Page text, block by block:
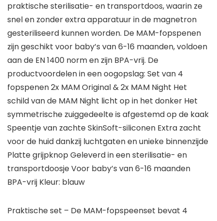
praktische sterilisatie- en transportdoos, waarin ze
snel en zonder extra apparatuur in de magnetron
gesteriliseerd kunnen worden. De MAM-fopspenen
zijn geschikt voor baby’s van 6-16 maanden, voldoen
aan de EN 1400 norm en zijn BPA-vrij. De
productvoordelen in een oogopslag: Set van 4
fopspenen 2x MAM Original & 2x MAM Night Het
schild van de MAM Night licht op in het donker Het
symmetrische zuiggedeelte is afgestemd op de kaak
Speentje van zachte SkinSoft-siliconen Extra zacht
voor de huid dankzij luchtgaten en unieke binnenzijde
Platte grijpknop Geleverd in een sterilisatie- en
transportdoosje Voor baby’s van 6-16 maanden
BPA-vrij Kleur: blauw
Praktische set – De MAM-fopspeenset bevat 4